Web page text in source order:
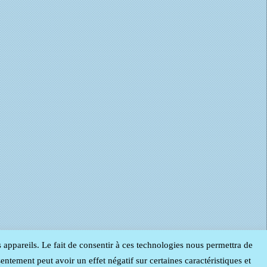
Le fait de consentir à ces technologies nous permettra de
peut avoir un effet négatif sur certaines caractéristiques et